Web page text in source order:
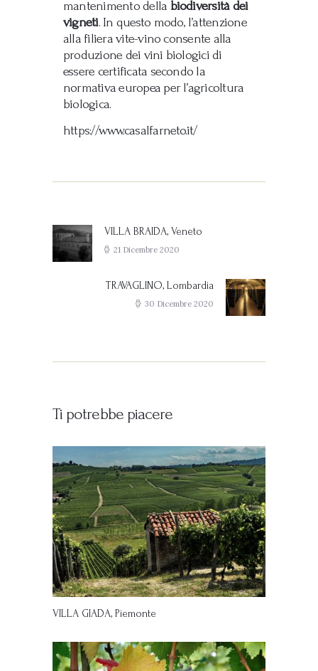
mantenimento della biodiversità dei
vigneti. In questo modo, l’attenzione
alla filiera vite-vino consente alla
produzione dei vini biologici di
essere certificata secondo la
normativa europea per l’agricoltura
biologica.
https://www.casalfarneto.it/
Previous
post:
VILLA BRAIDA, Veneto
21 Dicembre 2020
Next
post:
TRAVAGLINO, Lombardia
30 Dicembre 2020
Ti potrebbe piacere
VILLA GIADA, Piemonte